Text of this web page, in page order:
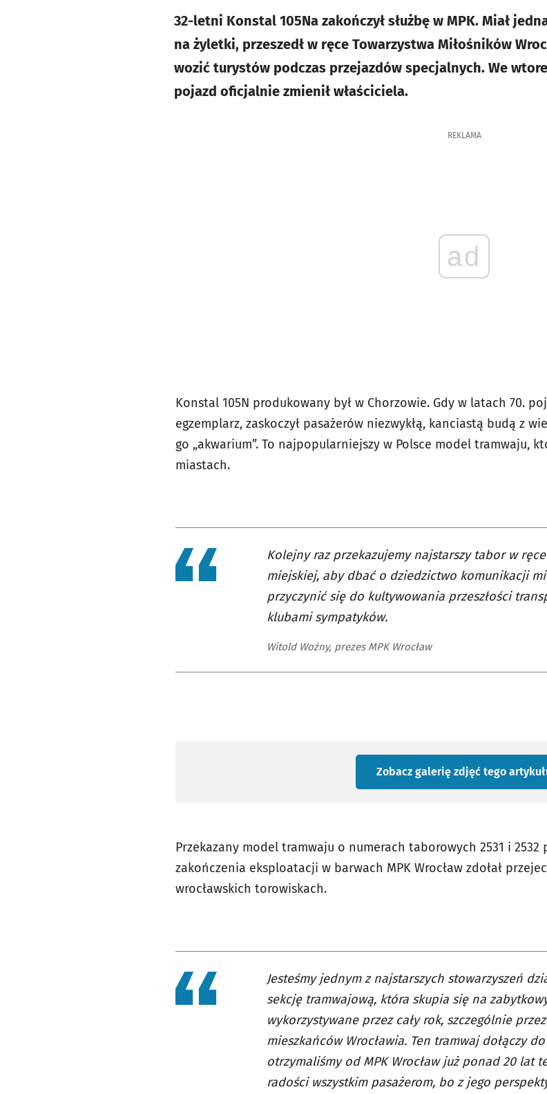
32-letni Konstal 105Na zakończył służbę w MPK. Miał
na żyletki, przeszedł w ręce Towarzystwa Miłośników
wozić turystów podczas przejazdów specjalnych. We
pojazd oficjalnie zmienił właściciela.
REKLAMA
ad
Konstal 105N produkowany był w Chorzowie. Gdy w latach 70.
egzemplarz, zaskoczył pasażerów niezwykłą, kanciastą budą z
go „akwarium”. To najpopularniejszy w Polsce model tramwaju,
miastach.
Kolejny raz przekazujemy najstarszy tabor w
miejskiej, aby dbać o dziedzictwo komunikacji
przyczynić się do kultywowania przeszłości
klubami sympatyków.
Witold Woźny, prezes MPK Wrocław
Zobacz galerię zdjęć tego
Przekazany model tramwaju o numerach taborowych 2531 i
zakończenia eksploatacji w barwach MPK Wrocław zdołał
wrocławskich torowiskach.
Jesteśmy jednym z najstarszych stowarzyszeń
sekcję tramwajową, która skupia się na
wykorzystywane przez cały rok, szczególnie
mieszkańców Wrocławia. Ten tramwaj dołączy
otrzymaliśmy od MPK Wrocław już ponad 20 lat
radości wszystkim pasażerom, bo z jego